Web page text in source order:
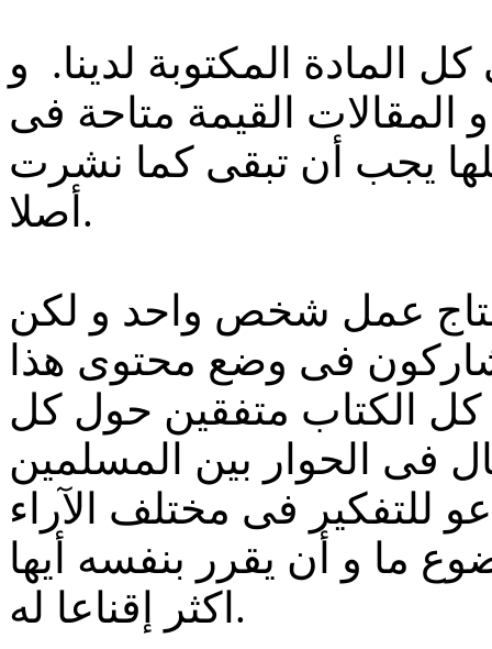
المادة المكتوبة لدينا. و
المقالات القيمة متاحة فى
يجب أن تبقى كما نشرت
أصلا.
عمل شخص واحد و لكن
فى وضع محتوى هذا
الكتاب متفقين حول كل
فى الحوار بين المسلمين
للتفكير فى مختلف الآراء
ما و أن يقرر بنفسه أيها
اكثر إقناعا له.